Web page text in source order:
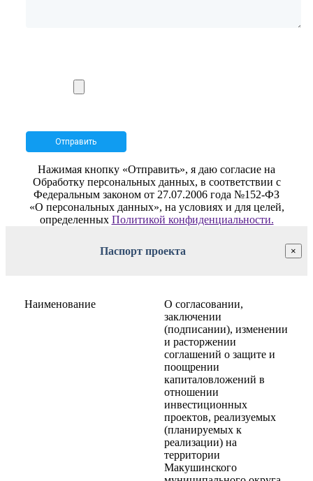
Нажимая кнопку «Отправить», я даю согласие на
Обработку персональных данных, в соответствии с
Федеральным законом от 27.07.2006 года №152-ФЗ
«О персональных данных», на условиях и для целей,
определенных Политикой конфиденциальности.
Паспорт проекта ×
Наименование
О согласовании,
заключении
(подписании), изменении
и расторжении
соглашений о защите и
поощрении
капиталовложений в
отношении
инвестиционных
проектов, реализуемых
(планируемых к
реализации) на
территории
Макушинского